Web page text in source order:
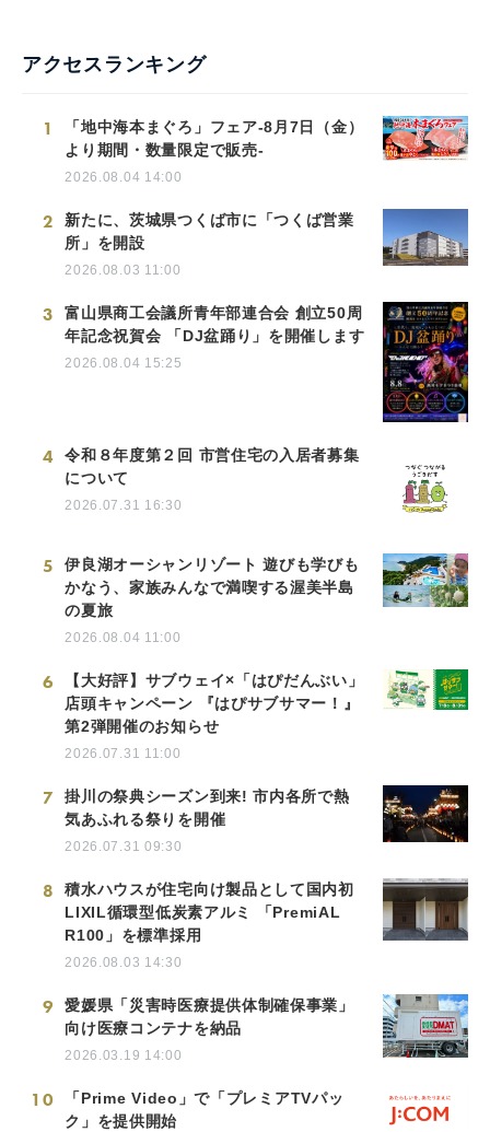
アクセスランキング
1
「地中海本まぐろ」フェア-8月7日（金）
より期間・数量限定で販売-
2026.08.04 14:00
2
新たに、茨城県つくば市に「つくば営業
所」を開設
2026.08.03 11:00
3
富山県商工会議所青年部連合会 創立50周
年記念祝賀会 「DJ盆踊り」を開催します
2026.08.04 15:25
4
令和８年度第２回 市営住宅の入居者募集
について
2026.07.31 16:30
5
伊良湖オーシャンリゾート 遊びも学びも
かなう、家族みんなで満喫する渥美半島
の夏旅
2026.08.04 11:00
6
【大好評】サブウェイ×「はぴだんぶい」
店頭キャンペーン 『はぴサブサマー！』
第2弾開催のお知らせ
2026.07.31 11:00
7
掛川の祭典シーズン到来! 市内各所で熱
気あふれる祭りを開催
2026.07.31 09:30
8
積水ハウスが住宅向け製品として国内初
LIXIL循環型低炭素アルミ 「PremiAL
R100」を標準採用
2026.08.03 14:30
9
愛媛県「災害時医療提供体制確保事業」
向け医療コンテナを納品
2026.03.19 14:00
10
「Prime Video」で「プレミアTVパッ
ク」を提供開始